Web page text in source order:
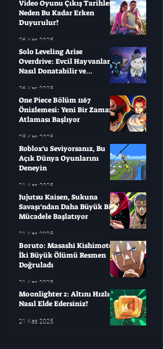
Video Oyunu Çıkış Tarihleri ​​
Neden Bu Kadar Erken
Duyurulur?
26 Kas 2025
Solo Leveling Arise
Overdrive: Evcil Hayvanları
Nasıl Donatabilir ve
26 Kas 2025
One Piece Bölüm 1167
Önizlemesi: Yeni Bir Zaman
Atlaması Başlıyor
25 Kas 2025
Roblox'u Seviyorsanız, Bu
Açık Dünya Oyunlarını
Deneyin
21 Kas 2025
Jujutsu Kaisen, Sukuna
Savaşı'ndan Daha Büyük Bir
Mücadele Başlatıyor
21 Kas 2025
Boruto: Masashi Kishimoto
İki Büyük Ölümü Resmen
Doğruladı
21 Kas 2025
Moonlighter 2: Altını Hızlıca
Nasıl Elde Edersiniz?
21 Kas 2025